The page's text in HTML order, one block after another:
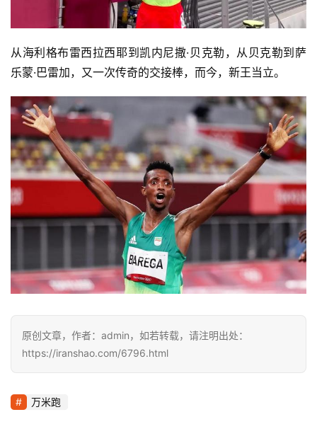
从海利格布雷西拉西耶到凯内尼撒·贝克勒，从贝克勒到萨
乐蒙·巴雷加，又一次传奇的交接棒，而今，新王当立。
原创文章，作者：admin，如若转载，请注明出处：
https://iranshao.com/6796.html
万米跑